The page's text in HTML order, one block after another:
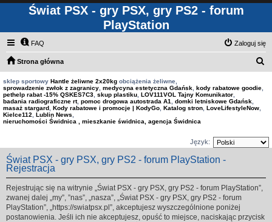
Świat PSX - gry PSX, gry PS2 - forum
PlayStation
FAQ Zaloguj się
Strona główna
sklep sportowy Hantle żeliwne 2x20kg obciążenia żeliwne,
sprowadzenie zwłok z zagranicy medycyna estetyczna Gdańsk kody rabatowe goodie
pethelp rabat -15% QSKES7C3 skup plastiku LOV111VOL Tajny Komunikator
badania radiograficzne rt, pomoc drogowa autostrada A1 domki letniskowe Gdańsk
masaż stargard Kody rabatowe i promocje | KodyGo Katalog stron LoveLifestyleNow
Kielce112
Lublin News
nieruchomości Świdnica , mieszkanie świdnica, agencja Świdnica
Język:
Świat PSX - gry PSX, gry PS2 - forum PlayStation -
Rejestracja
Rejestrując się na witrynie „Świat PSX - gry PSX, gry PS2 - forum PlayStation”,
zwanej dalej „my”, ”nas”, „nasza”, „Świat PSX - gry PSX, gry PS2 - forum
PlayStation”, „https://swiatpsx.pl”, akceptujesz wyszczególnione poniżej
postanowienia. Jeśli ich nie akceptujesz, opuść to miejsce, naciskając przycisk